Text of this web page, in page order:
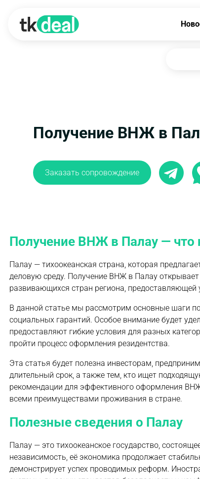
Получение ВНЖ в
Заказать сопровождение
Получение ВНЖ в Палау — что
Палау — тихоокеанская страна, которая
деловую среду. Получение ВНЖ в Палау
развивающихся стран региона, предоставляющей
В данной статье мы рассмотрим основные шаги
социальных гарантий. Особое внимание будет
предоставляют гибкие условия для разных
пройти процесс оформления резидентства.
Эта статья будет полезна инвесторам,
длительный срок, а также тем, кто ищет
рекомендации для эффективного оформления
всеми преимуществами проживания в стране.
Полезные сведения о Палау
Палау — это тихоокеанское государство,
независимость, её экономика продолжает
демонстрирует успех проводимых реформ.